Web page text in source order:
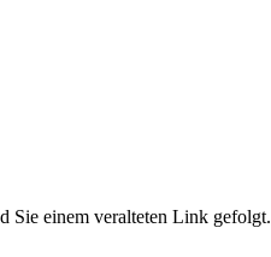
Sie einem veralteten Link gefolgt.